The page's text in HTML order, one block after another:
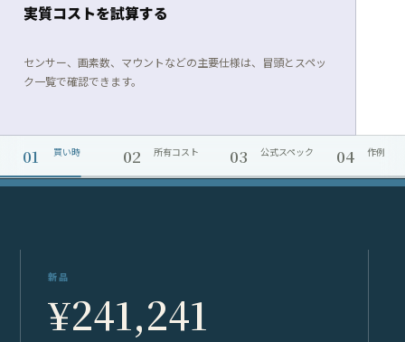
実質コストを試算する
センサー、画素数、マウントなどの主要仕様は、冒頭とスペッ
ク一覧で確認できます。
01 買い時 02 所有コスト 03 公式スペック 04 作例
新品
¥241,241